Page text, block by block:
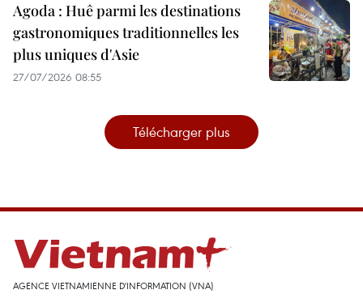
Agoda : Huê parmi les destinations
gastronomiques traditionnelles les
plus uniques d'Asie
27/07/2026 08:55
Télécharger plus
AGENCE VIETNAMIENNE D'INFORMATION (VNA)